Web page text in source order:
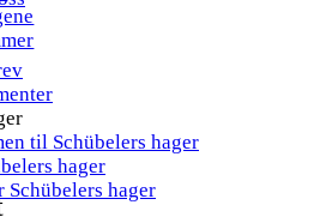
til Schübelers hager
hager
Schübelers hager